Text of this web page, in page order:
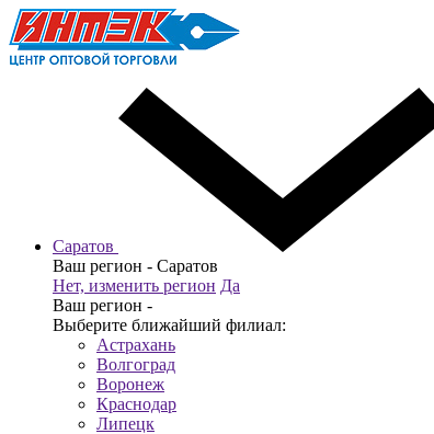
Саратов
Ваш регион - Саратов
Нет, изменить регион Да
Ваш регион -
Выберите ближайший филиал:
Астрахань
Волгоград
Воронеж
Краснодар
Липецк